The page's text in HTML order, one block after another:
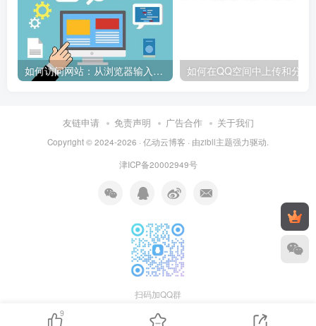
如何访问网站：从浏览器输入到页面加载的完整步骤详解
友链申请 免责声明 广告合作 关于我们
Copyright © 2024-2026 · 亿动云博客 · 由zibll主题强力驱动.
津ICP备20002949号
扫码加QQ群
9